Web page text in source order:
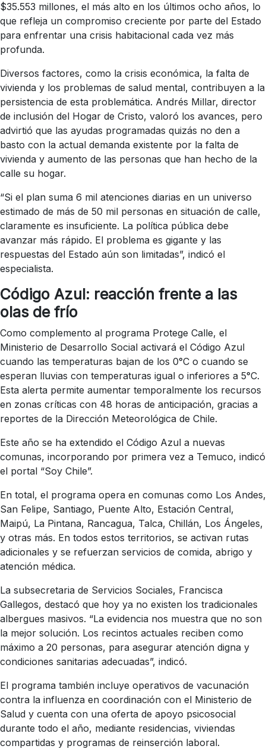
$35.553 millones, el más alto en los últimos ocho años, lo
que refleja un compromiso creciente por parte del Estado
para enfrentar una crisis habitacional cada vez más
profunda.
Diversos factores, como la crisis económica, la falta de
vivienda y los problemas de salud mental, contribuyen a la
persistencia de esta problemática. Andrés Millar, director
de inclusión del Hogar de Cristo, valoró los avances, pero
advirtió que las ayudas programadas quizás no den a
basto con la actual demanda existente por la falta de
vivienda y aumento de las personas que han hecho de la
calle su hogar.
“Si el plan suma 6 mil atenciones diarias en un universo
estimado de más de 50 mil personas en situación de calle,
claramente es insuficiente. La política pública debe
avanzar más rápido. El problema es gigante y las
respuestas del Estado aún son limitadas”, indicó el
especialista.
Código Azul: reacción frente a las
olas de frío
Como complemento al programa Protege Calle, el
Ministerio de Desarrollo Social activará el Código Azul
cuando las temperaturas bajan de los 0°C o cuando se
esperan lluvias con temperaturas igual o inferiores a 5°C.
Esta alerta permite aumentar temporalmente los recursos
en zonas críticas con 48 horas de anticipación, gracias a
reportes de la Dirección Meteorológica de Chile.
Este año se ha extendido el Código Azul a nuevas
comunas, incorporando por primera vez a Temuco, indicó
el portal “Soy Chile”.
En total, el programa opera en comunas como Los Andes,
San Felipe, Santiago, Puente Alto, Estación Central,
Maipú, La Pintana, Rancagua, Talca, Chillán, Los Ángeles,
y otras más. En todos estos territorios, se activan rutas
adicionales y se refuerzan servicios de comida, abrigo y
atención médica.
La subsecretaria de Servicios Sociales, Francisca
Gallegos, destacó que hoy ya no existen los tradicionales
albergues masivos. “La evidencia nos muestra que no son
la mejor solución. Los recintos actuales reciben como
máximo a 20 personas, para asegurar atención digna y
condiciones sanitarias adecuadas”, indicó.
El programa también incluye operativos de vacunación
contra la influenza en coordinación con el Ministerio de
Salud y cuenta con una oferta de apoyo psicosocial
durante todo el año, mediante residencias, viviendas
compartidas y programas de reinserción laboral.